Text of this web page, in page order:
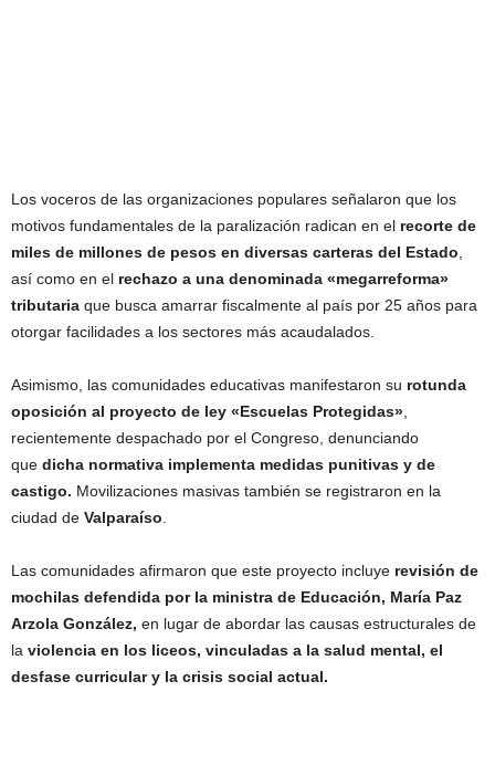
Los voceros de las organizaciones populares señalaron que los
motivos fundamentales de la paralización radican en el recorte de
miles de millones de pesos en diversas carteras del Estado
así como en el rechazo a una denominada «megarreforma»
tributaria que busca amarrar fiscalmente al país por 25 años para
otorgar facilidades a los sectores más acaudalados.
Asimismo, las comunidades educativas manifestaron su rotunda
oposición al proyecto de ley «Escuelas Protegidas»
recientemente despachado por el Congreso, denunciando
que dicha normativa implementa medidas punitivas y de
castigo. Movilizaciones masivas también se registraron en la
ciudad de Valparaíso
Las comunidades afirmaron que este proyecto incluye revisión de
mochilas defendida por la ministra de Educación, María Paz
Arzola González, en lugar de abordar las causas estructurales de
la violencia en los liceos, vinculadas a la salud mental, el
desfase curricular y la crisis social actual.